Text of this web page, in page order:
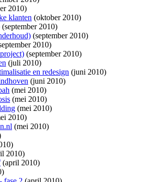
2010)
klanten (oktober 2010)
(september 2010)
(september 2010)
2010)
(september 2010)
(juli 2010)
en redesign (juni 2010)
(juni 2010)
(mei 2010)
(mei 2010)
(mei 2010)
2010)
(mei 2010)
2010)
(april 2010)